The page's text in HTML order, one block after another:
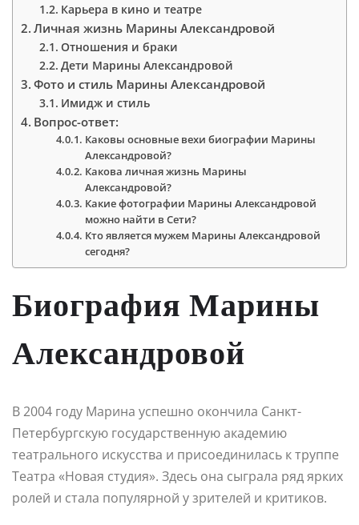
Карьера в кино и театре
Личная жизнь Марины Александровой
Отношения и браки
Дети Марины Александровой
Фото и стиль Марины Александровой
Имидж и стиль
Вопрос-ответ:
Каковы основные вехи биографии Марины
Александровой?
Какова личная жизнь Марины
Александровой?
Какие фотографии Марины Александровой
можно найти в Сети?
Кто является мужем Марины Александровой
сегодня?
Биография Марины
Александровой
В 2004 году Марина успешно окончила Санкт-
Петербургскую государственную академию
театрального искусства и присоединилась к труппе
Театра «Новая студия». Здесь она сыграла ряд ярких
ролей и стала популярной у зрителей и критиков.